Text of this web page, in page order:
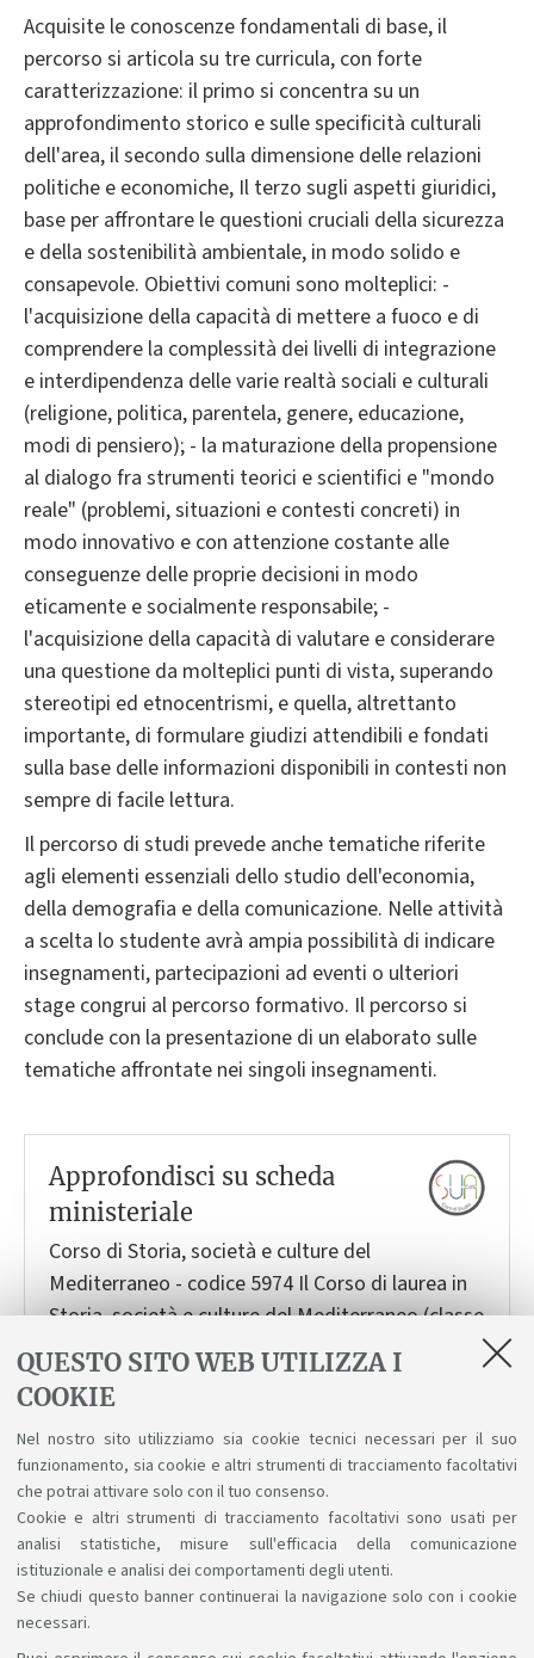
QUESTO SITO WEB UTILIZZA I
COOKIE
Nel nostro sito utilizziamo sia cookie tecnici necessari per il suo
funzionamento, sia cookie e altri strumenti di tracciamento facoltativi
che potrai attivare solo con il tuo consenso.
Cookie e altri strumenti di tracciamento facoltativi sono usati per
analisi statistiche, misure sull'efficacia della comunicazione
istituzionale e analisi dei comportamenti degli utenti.
Se chiudi questo banner continuerai la navigazione solo con i cookie
necessari.
Acquisite le conoscenze fondamentali di base, il
percorso si articola su tre curricula, con forte
caratterizzazione: il primo si concentra su un
approfondimento storico e sulle specificità culturali
dell'area, il secondo sulla dimensione delle relazioni
politiche e economiche, Il terzo sugli aspetti giuridici,
base per affrontare le questioni cruciali della sicurezza
e della sostenibilità ambientale, in modo solido e
consapevole. Obiettivi comuni sono molteplici: -
l'acquisizione della capacità di mettere a fuoco e di
comprendere la complessità dei livelli di integrazione
e interdipendenza delle varie realtà sociali e culturali
(religione, politica, parentela, genere, educazione,
modi di pensiero); - la maturazione della propensione
al dialogo fra strumenti teorici e scientifici e "mondo
reale" (problemi, situazioni e contesti concreti) in
modo innovativo e con attenzione costante alle
conseguenze delle proprie decisioni in modo
eticamente e socialmente responsabile; -
l'acquisizione della capacità di valutare e considerare
una questione da molteplici punti di vista, superando
stereotipi ed etnocentrismi, e quella, altrettanto
importante, di formulare giudizi attendibili e fondati
sulla base delle informazioni disponibili in contesti non
sempre di facile lettura.
Il percorso di studi prevede anche tematiche riferite
agli elementi essenziali dello studio dell'economia,
della demografia e della comunicazione. Nelle attività
a scelta lo studente avrà ampia possibilità di indicare
insegnamenti, partecipazioni ad eventi o ulteriori
stage congrui al percorso formativo. Il percorso si
conclude con la presentazione di un elaborato sulle
tematiche affrontate nei singoli insegnamenti.
Approfondisci su scheda
ministeriale
Corso di Storia, società e culture del
Mediterraneo - codice 5974 Il Corso di laurea in
Storia, società e culture del Mediterraneo (classe
L-42) si prefigge di formare laureati in grado di
affrontare una serie di nodi problematici centrali
nel mondo contemporaneo: convivenza
interculturale, evoluzione del processo…
Leggi di più